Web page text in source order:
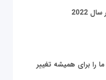
را برای همیشه تغییر